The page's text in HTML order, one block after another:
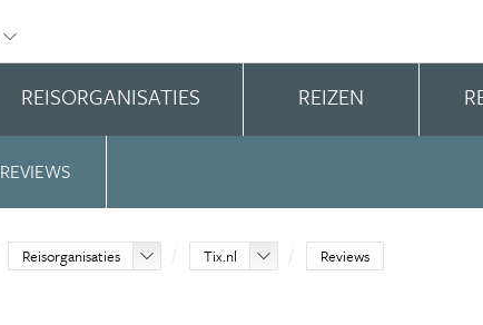
REISORGANISATIES REIZEN
REVIEWS
Reisorganisaties Tix.nl Reviews